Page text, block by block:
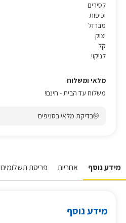
לסירים
וכיפות
מברזל
יצוק
קל
לניקוי
מלאי ומשלוח
משלוח עד הבית - חינם!
בדיקת מלאי בסניפים
מידע נוסף אחריות פריסת תשלומים
מידע נוסף